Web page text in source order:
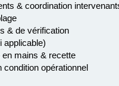
& coordination
& de vérification
applicable)
mains & recette
condition opérationnel